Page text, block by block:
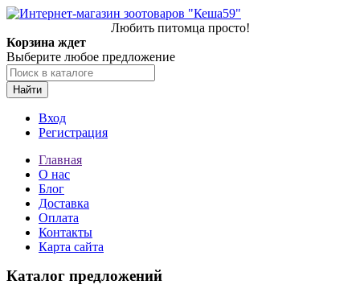
Любить питомца просто!
Корзина ждет
Выберите любое предложение
Найти
Вход
Регистрация
Главная
О нас
Блог
Доставка
Оплата
Контакты
Карта сайта
Каталог предложений